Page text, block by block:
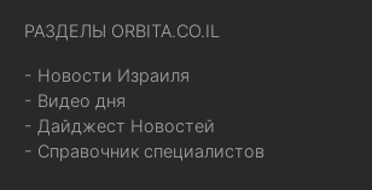
РАЗДЕЛЫ ORBITA.CO.IL
- Новости Израиля
- Видео дня
- Дайджест Новостей
- Справочник специалистов